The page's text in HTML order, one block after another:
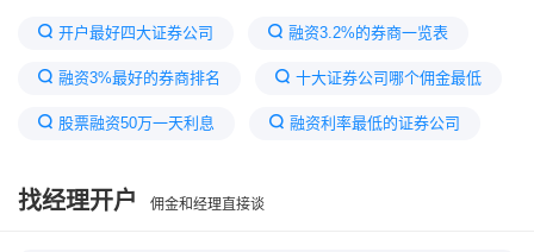
开户最好四大证券公司 融资3.2%的券商一览表
融资3%最好的券商排名 十大证券公司哪个佣金最低
股票融资50万一天利息 融资利率最低的证券公司
找第二家证券公司开户以后融资融券
找经理开户 佣金和经理直接谈